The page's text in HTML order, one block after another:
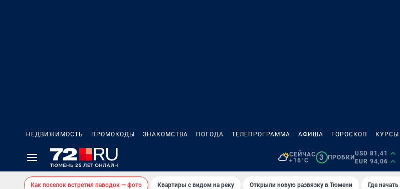
НЕДВИЖИМОСТЬ ПРОМОКОДЫ ЗНАКОМСТВА ПОГОДА ТЕЛЕПРОГРАММА АФИША ГОРОСКОП
СЕЙЧАС
+16°C
3 ПРОБКИ
USD 81,41
EUR 94,06
Как поселок встретил паводок — фото Квартиры с видом на реку Открыли новую развязку в Тюмени Где